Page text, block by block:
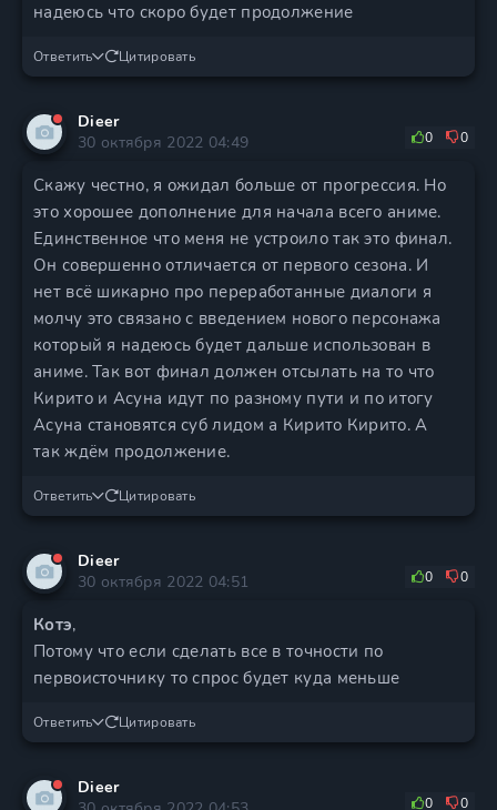
надеюсь что скоро будет продолжение
Ответить Цитировать
Dieer
30 октября 2022 04:49
0 0
Скажу честно, я ожидал больше от прогрессия. Но
это хорошее дополнение для начала всего аниме.
Единственное что меня не устроило так это финал.
Он совершенно отличается от первого сезона. И
нет всё шикарно про переработанные диалоги я
молчу это связано с введением нового персонажа
который я надеюсь будет дальше использован в
аниме. Так вот финал должен отсылать на то что
Кирито и Асуна идут по разному пути и по итогу
Асуна становятся суб лидом а Кирито Кирито. А
так ждём продолжение.
Ответить Цитировать
Dieer
30 октября 2022 04:51
0 0
Котэ,
Потому что если сделать все в точности по
первоисточнику то спрос будет куда меньше
Ответить Цитировать
Dieer
0 0